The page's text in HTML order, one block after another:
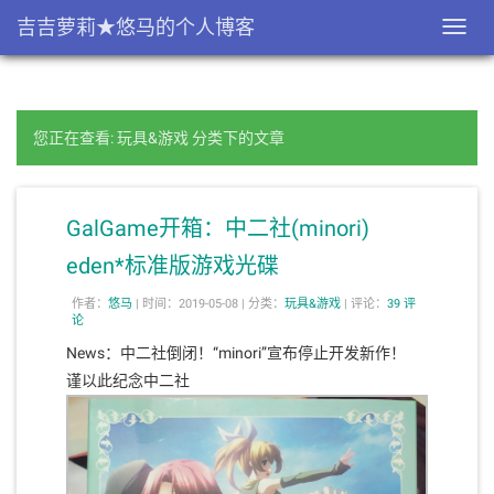
吉吉萝莉★悠马的个人博客
您正在查看: 玩具&游戏 分类下的文章
GalGame开箱：中二社(minori)
eden*标准版游戏光碟
作者： 悠马 | 时间：2019-05-08 | 分类： 玩具&游戏 | 评论： 39 评
论
News：中二社倒闭！“minori”宣布停止开发新作！
谨以此纪念中二社